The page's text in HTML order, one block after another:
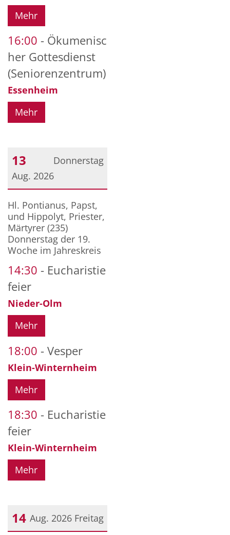
Mehr
16:00
Ökumenisc
her Gottesdienst
(Seniorenzentrum)
Essenheim
Mehr
Donnerstag
13
Aug. 2026
Datum: 13. August 2026
Hl. Pontianus, Papst,
und Hippolyt, Priester,
Märtyrer (235)
Donnerstag der 19.
Woche im Jahreskreis
14:30
Eucharistie
feier
Nieder-Olm
Mehr
18:00 Vesper
Klein-Winternheim
Mehr
18:30
Eucharistie
feier
Klein-Winternheim
Mehr
Freitag
14 Aug. 2026